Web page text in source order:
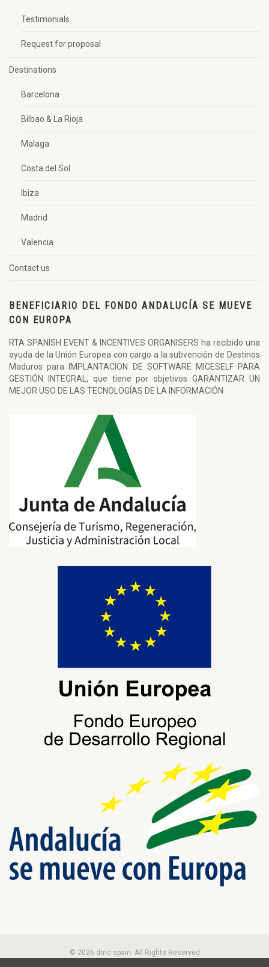
Testimonials
Request for proposal
Destinations
Barcelona
Bilbao & La Rioja
Malaga
Costa del Sol
Ibiza
Madrid
Valencia
Contact us
BENEFICIARIO DEL FONDO ANDALUCÍA SE MUEVE
CON EUROPA
RTA SPANISH EVENT & INCENTIVES ORGANISERS ha recibido una
ayuda de la Unión Europea con cargo a la subvención de Destinos
Maduros para IMPLANTACION DE SOFTWARE MICESELF PARA
GESTIÓN INTEGRAL, que tiene por objetivos GARANTIZAR UN
MEJOR USO DE LAS TECNOLOGÍAS DE LA INFORMACIÓN
© 2026 dmc spain. All Rights Reserved